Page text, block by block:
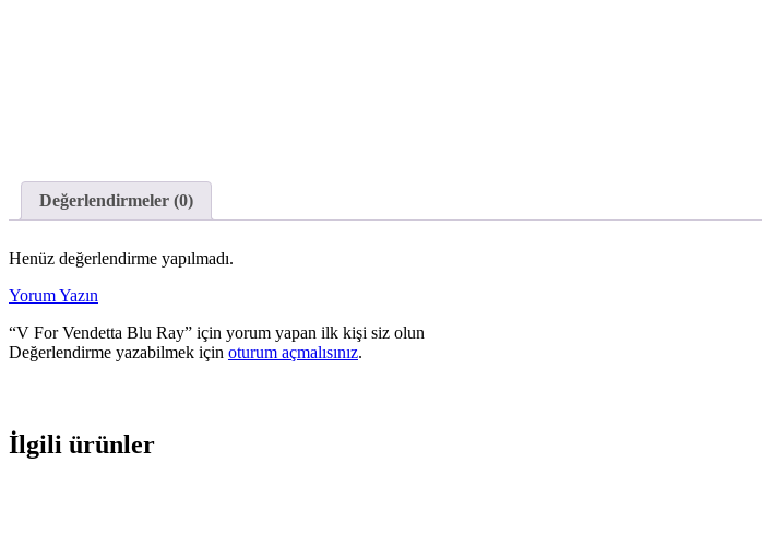
Değerlendirmeler (0)
Henüz değerlendirme yapılmadı.
Yorum Yazın
“V For Vendetta Blu Ray” için yorum yapan ilk kişi siz olun
Değerlendirme yazabilmek için oturum açmalısınız.
İlgili ürünler